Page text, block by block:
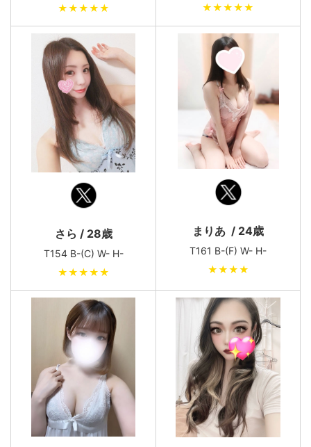
★★★★★
★★★★★
さら / 28歳
T154 B-(C) W- H-
★★★★★
まりあ / 24歳
T161 B-(F) W- H-
★★★★